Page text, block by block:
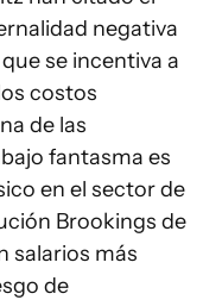
negativa
se incentiva a
costos
de las
fantasma es
en el sector de
Brookings de
salarios más
de